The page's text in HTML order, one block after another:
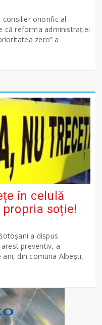
consilier onorific al
că reforma administrației
zero” a
în celulă
soție!
a dispus
preventiv, a
ani, din comuna Albești,